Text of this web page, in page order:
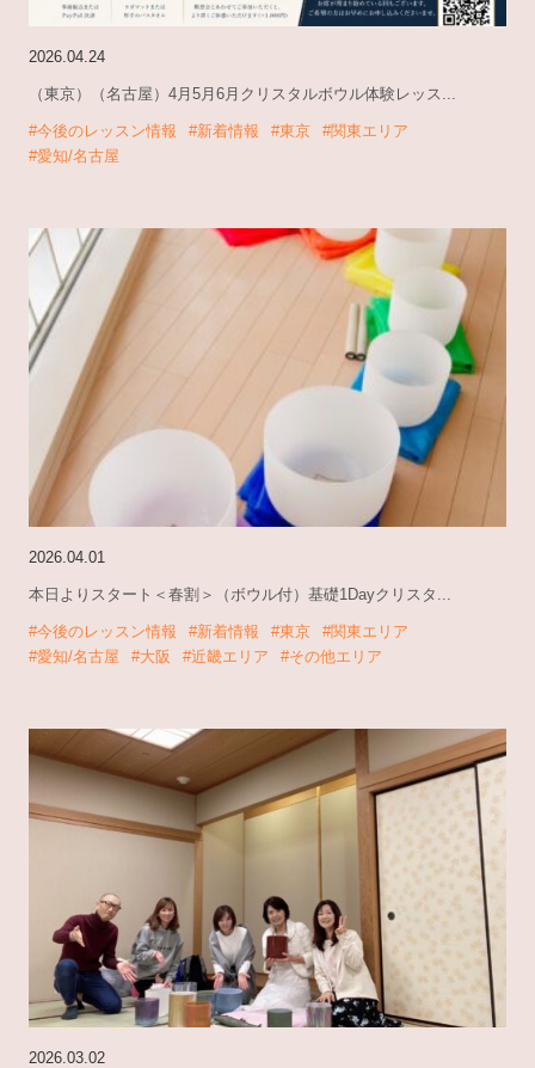
2026.04.24
（東京）（名古屋）4月5月6月クリスタルボウル体験レッス...
#今後のレッスン情報 #新着情報 #東京
#関東エリア
#愛知/名古屋
2026.04.01
本日よりスタート＜春割＞（ボウル付）基礎1Dayクリスタ...
#今後のレッスン情報 #新着情報 #東京
#関東エリア
#愛知/名古屋
#大阪 #近畿エリア #その他エリア
2026.03.02